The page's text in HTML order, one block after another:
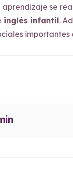
se
inglés infantil.